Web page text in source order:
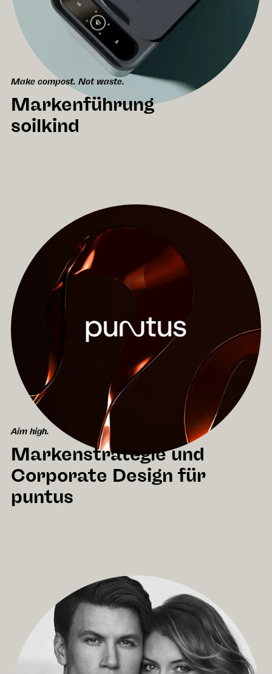
Make compost. Not waste.
Markenführung
soilkind
Aim high.
Markenstrategie und
Corporate Design für
puntus